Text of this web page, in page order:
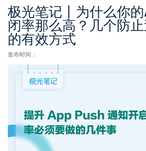
极光笔记丨为什么你
闭率那么高？几个防
的有效方式
发布时间：